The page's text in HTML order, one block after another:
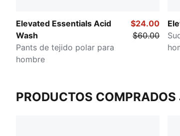
Elevated Essentials Acid
Wash
Pants de tejido polar para
hombre
$24.00
$60.00
PRODUCTOS